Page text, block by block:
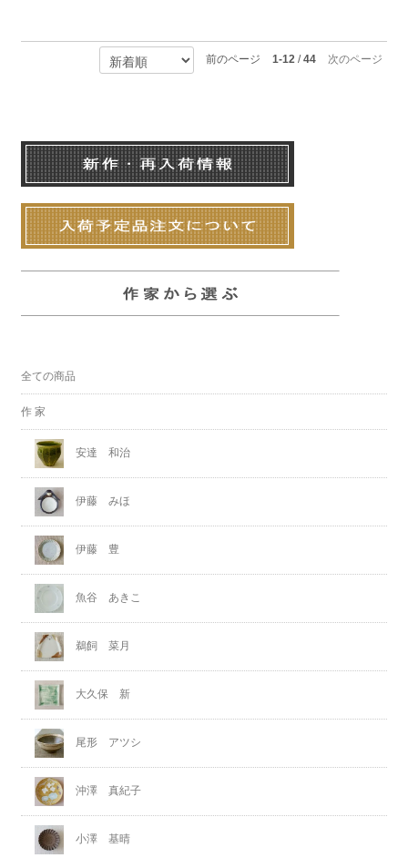
前のページ 1-12/44 次のページ
全ての商品
作 家
安達 和治
伊藤 みほ
伊藤 豊
魚谷 あきこ
鵜飼 菜月
大久保 新
尾形 アツシ
沖澤 真紀子
小澤 基晴